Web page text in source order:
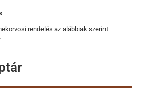
rendelés az alábbiak szerint